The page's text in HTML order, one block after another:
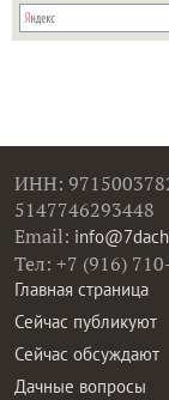
ИНН:
5147746293448
Email:
Тел: +7 (916)
Главная страница
Сейчас публикуют
Сейчас обсуждают
Дачные вопросы